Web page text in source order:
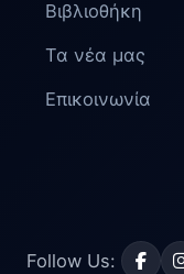
Βιβλιοθήκη
Τα νέα μας
Επικοινωνία
Follow Us: